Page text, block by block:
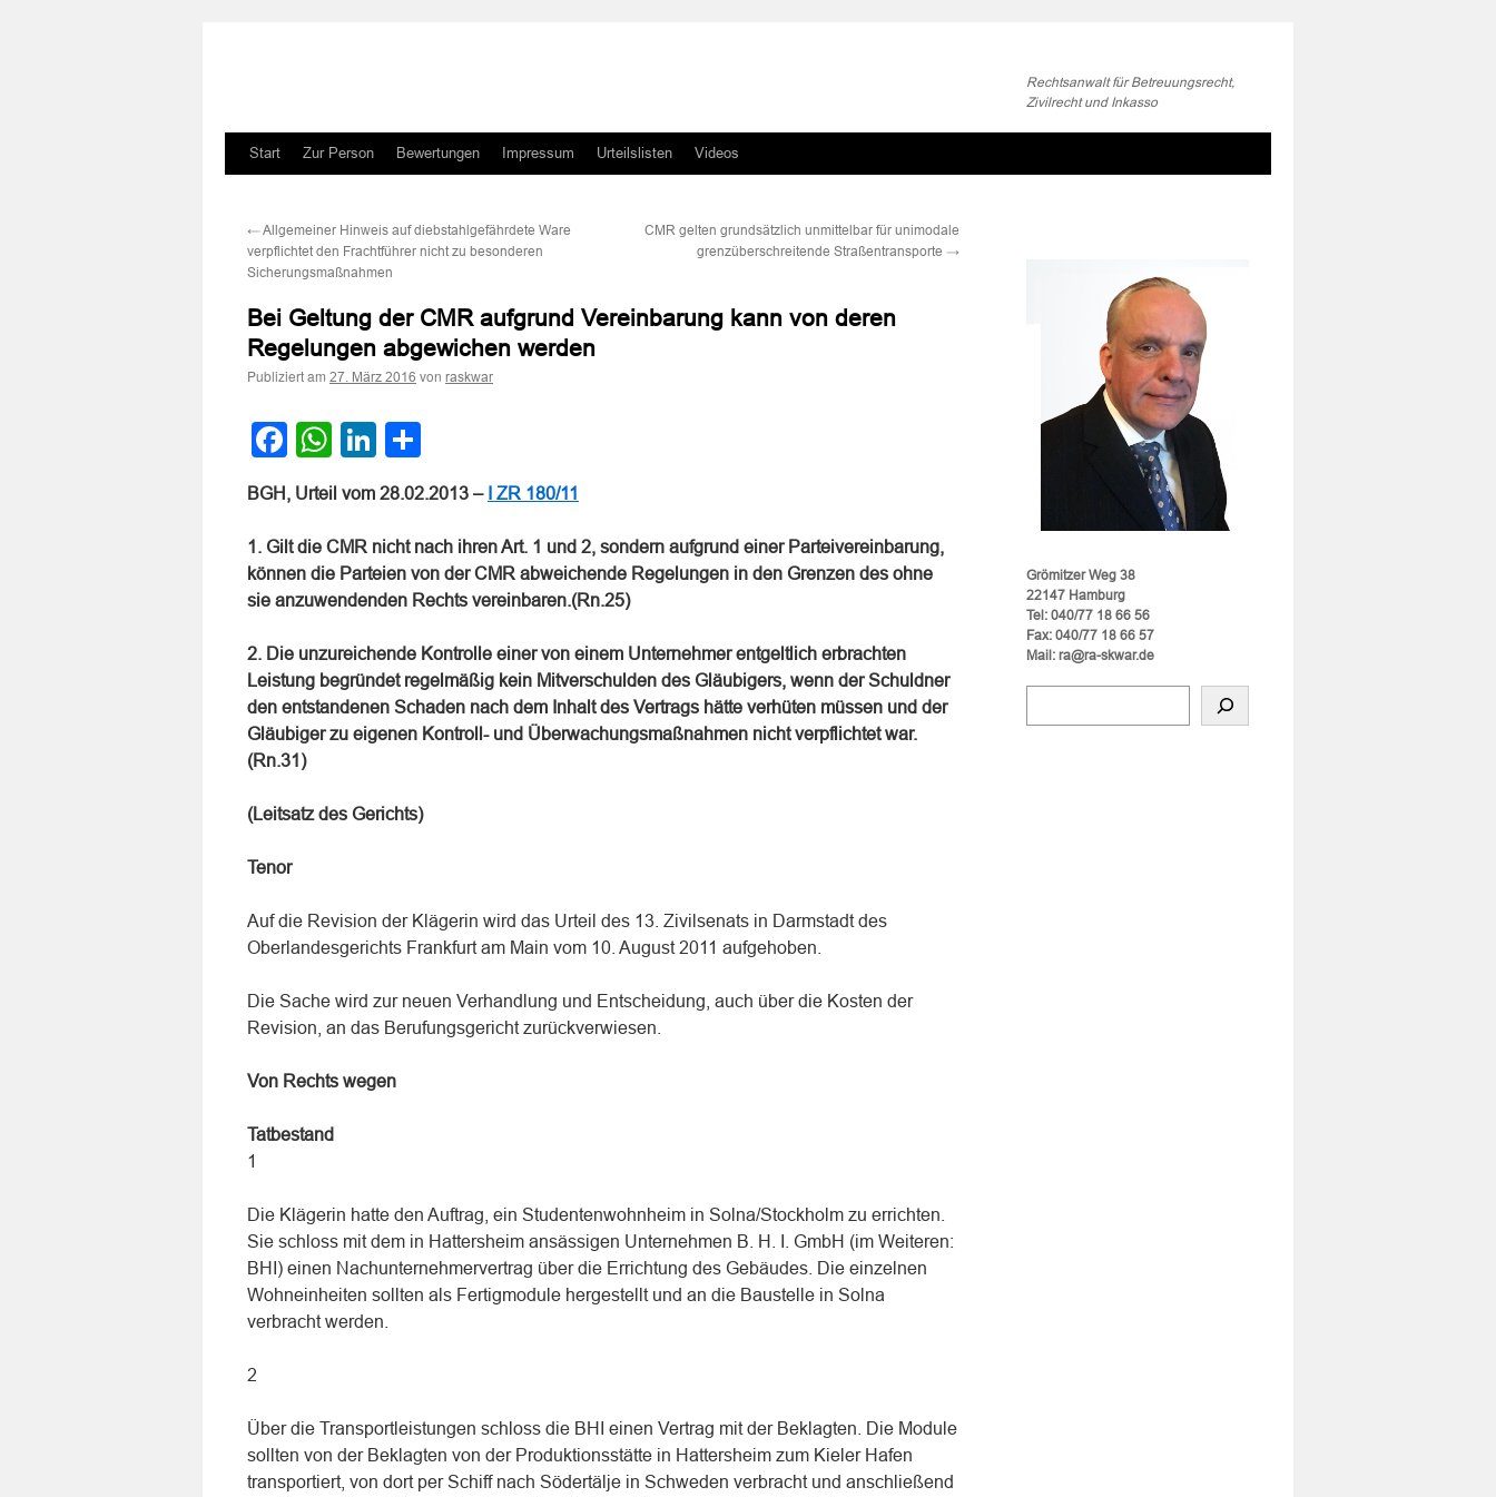
Rechtsanwalt für Betreuungsrecht,
Zivilrecht und Inkasso
Zum
springen
Start Zur Person Bewertungen Impressum Urteilslisten Videos
←Allgemeiner Hinweis auf diebstahlgefährdete Ware
verpflichtet den Frachtführer nicht zu besonderen
Sicherungsmaßnahmen
CMR gelten grundsätzlich unmittelbar für unimodale
grenzüberschreitende Straßentransporte →
Bei Geltung der CMR aufgrund Vereinbarung kann von deren
Regelungen abgewichen werden
Publiziert am 27. März 2016 von raskwar
Facebook
WhatsApp
LinkedIn
BGH, Urteil vom 28.02.2013 – I ZR 180/11
1. Gilt die CMR nicht nach ihren Art. 1 und 2, sondern aufgrund einer Parteivereinbarung,
können die Parteien von der CMR abweichende Regelungen in den Grenzen des ohne
sie anzuwendenden Rechts vereinbaren.(Rn.25)
2. Die unzureichende Kontrolle einer von einem Unternehmer entgeltlich erbrachten
Leistung begründet regelmäßig kein Mitverschulden des Gläubigers, wenn der Schuldner
den entstandenen Schaden nach dem Inhalt des Vertrags hätte verhüten müssen und der
Gläubiger zu eigenen Kontroll- und Überwachungsmaßnahmen nicht verpflichtet war.
(Rn.31)
(Leitsatz des Gerichts)
Tenor
Auf die Revision der Klägerin wird das Urteil des 13. Zivilsenats in Darmstadt des
Oberlandesgerichts Frankfurt am Main vom 10. August 2011 aufgehoben.
Die Sache wird zur neuen Verhandlung und Entscheidung, auch über die Kosten der
Revision, an das Berufungsgericht zurückverwiesen.
Von Rechts wegen
Tatbestand
1
Die Klägerin hatte den Auftrag, ein Studentenwohnheim in Solna/Stockholm zu errichten.
Sie schloss mit dem in Hattersheim ansässigen Unternehmen B. H. I. GmbH (im Weiteren:
BHI) einen Nachunternehmervertrag über die Errichtung des Gebäudes. Die einzelnen
Wohneinheiten sollten als Fertigmodule hergestellt und an die Baustelle in Solna
verbracht werden.
2
Über die Transportleistungen schloss die BHI einen Vertrag mit der Beklagten. Die Module
sollten von der Beklagten von der Produktionsstätte in Hattersheim zum Kieler Hafen
transportiert, von dort per Schiff nach Södertälje in Schweden verbracht und anschließend
Grömitzer Weg 38
22147 Hamburg
Tel: 040/77 18 66 56
Fax: 040/77 18 66 57
Mail: ra@ra-skwar.de